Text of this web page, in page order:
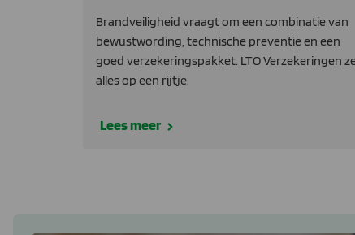
Brandveiligheid vraagt om een combinatie van
bewustwording, technische preventie en een
goed verzekeringspakket. LTO Verzekeringen
alles op een rijtje.
Lees meer